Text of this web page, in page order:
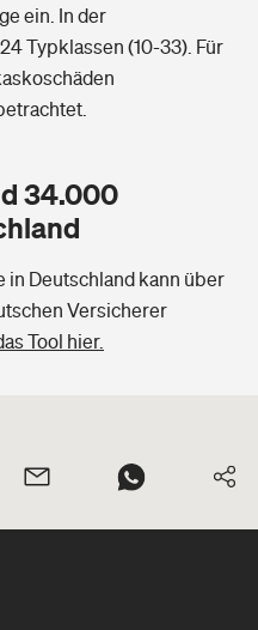
ein. In der
Typklassen (10-33). Für
34.000
in Deutschland kann über
Versicherer
Tool hier.